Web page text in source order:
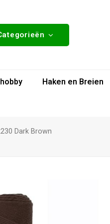
Haken en Breien
Dark Brown